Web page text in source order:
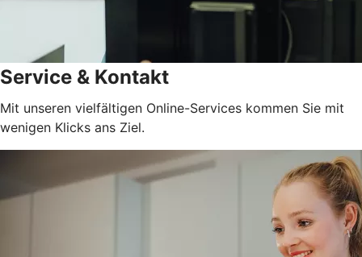
Service & Kontakt
Mit unseren vielfältigen Online-Services kommen Sie mit
wenigen Klicks ans Ziel.